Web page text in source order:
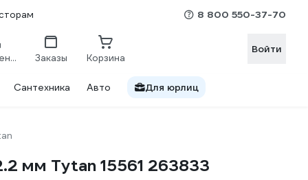
8 800 550-37-70
Сравнение Заказы Корзина
Войти
Сантехника Авто Для юрлиц
мм Tytan 15561 263833